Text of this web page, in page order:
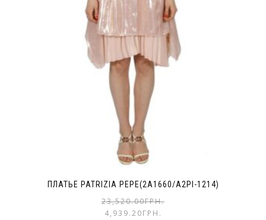
ПЛАТЬЕ PATRIZIA PEPE(2A1660/A2PI-1214)
23,520.00ГРН.
4,939.20ГРН.